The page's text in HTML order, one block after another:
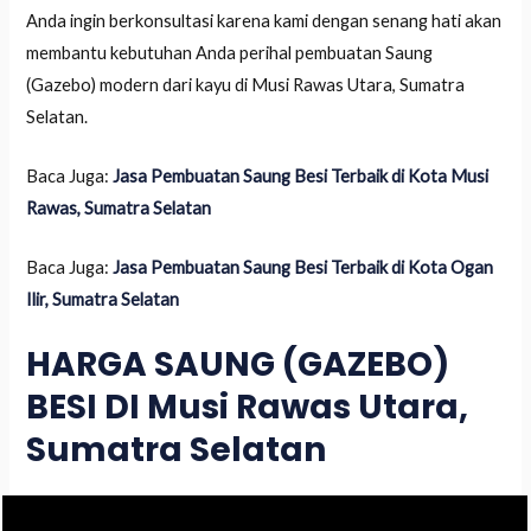
Anda ingin berkonsultasi karena kami dengan senang hati akan
membantu kebutuhan Anda perihal pembuatan Saung
(Gazebo) modern dari kayu di Musi Rawas Utara, Sumatra
Selatan.
Baca Juga:Jasa Pembuatan Saung Besi Terbaik di Kota Musi
Rawas, Sumatra Selatan
Baca Juga:Jasa Pembuatan Saung Besi Terbaik di Kota Ogan
Ilir, Sumatra Selatan
HARGA SAUNG (GAZEBO)
BESI DI Musi Rawas Utara,
Sumatra Selatan